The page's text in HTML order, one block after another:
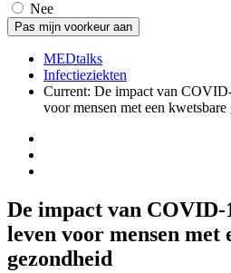
Nee
MEDtalks
Infectieziekten
Current: De impact van
voor mensen met een
De impact van COVID-
leven voor mensen met
gezondheid